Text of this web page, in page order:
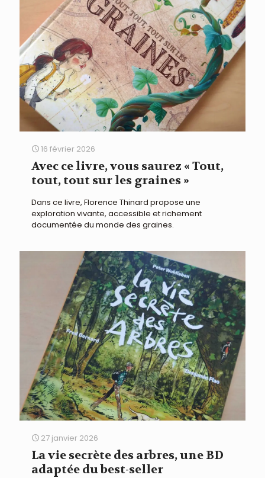
16 février 2026
Avec ce livre, vous saurez « Tout,
tout, tout sur les graines »
Dans ce livre, Florence Thinard propose une
exploration vivante, accessible et richement
documentée du monde des graines.
27 janvier 2026
La vie secrète des arbres, une BD
adaptée du best-seller